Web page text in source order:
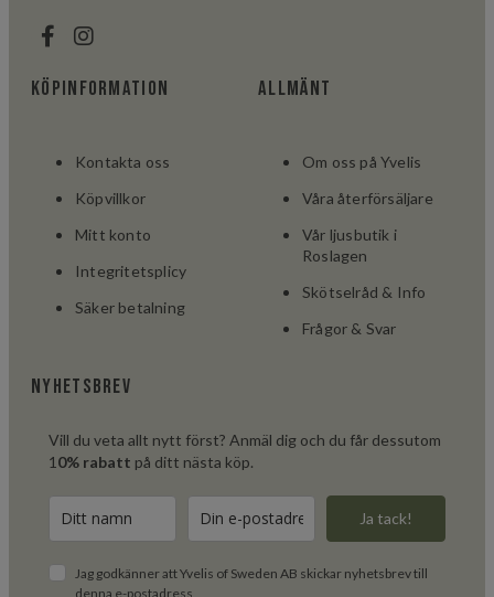
Köpinformation
Kontakta oss
Köpvillkor
Mitt konto
Integritetsplicy
Säker betalning
Allmänt
Om oss på Yvelis
Våra återförsäljare
Vår ljusbutik i
Roslagen
Skötselråd & Info
Frågor & Svar
Nyhetsbrev
Vill du veta allt nytt först? Anmäl dig och du får dessutom
1 0% rabatt på ditt nästa köp.
Ja tack!
Jag godkänner att Yvelis of Sweden AB skickar nyhetsbrev till
denna e-postadress